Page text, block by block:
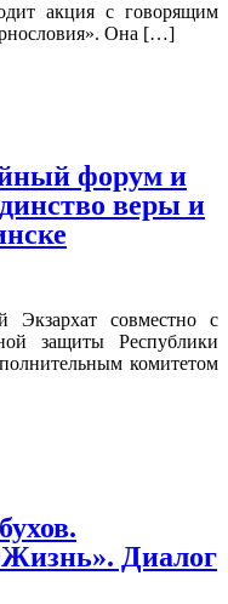
акция с говорящим
Она […]
форум и
веры и
Экзархат совместно с
защиты Республики
комитетом
Диалог